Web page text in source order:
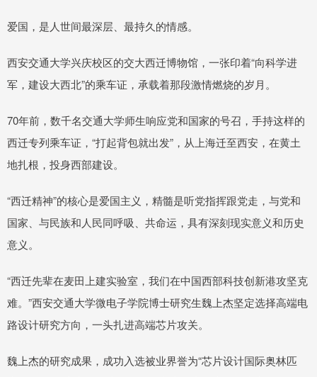
爱国，是人世间最深层、最持久的情感。
西安交通大学兴庆校区的交大西迁博物馆，一张印着“向科学进
军，建设大西北”的乘车证，承载着那段激情燃烧的岁月。
70年前，数千名交通大学师生响应党和国家的号召，手持这样的
西迁专列乘车证，“打起背包就出发”，从上海迁至西安，在黄土
地扎根，投身西部建设。
“西迁精神”的核心是爱国主义，精髓是听党指挥跟党走，与党和
国家、与民族和人民同呼吸、共命运，具有深刻现实意义和历史
意义。
“西迁先辈在麦田上建实验室，我们在中国西部科技创新港攻坚克
难。”西安交通大学微电子学院博士研究生魏上杰坚定选择高端电
路设计研究方向，一头扎进高端芯片攻关。
魏上杰的研究成果，成功入选被业界誉为“芯片设计国际奥林匹